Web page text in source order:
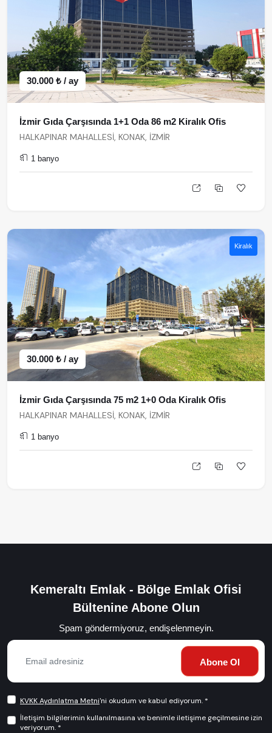
30.000 ₺ / ay
İzmir Gıda Çarşısında 1+1 Oda 86 m2 Kiralık Ofis
HALKAPINAR MAHALLESİ, KONAK, İZMİR
1 banyo
Kiralık
30.000 ₺ / ay
İzmir Gıda Çarşısında 75 m2 1+0 Oda Kiralık Ofis
HALKAPINAR MAHALLESİ, KONAK, İZMİR
1 banyo
Kemeraltı Emlak - Bölge Emlak Ofisi
Bültenine Abone Olun
Spam göndermiyoruz, endişelenmeyin.
Abone Ol
KVKK Aydınlatma Metni'ni okudum ve kabul ediyorum. *
İletişim bilgilerimin kullanılmasına ve benimle iletişime geçilmesine izin
veriyorum. *